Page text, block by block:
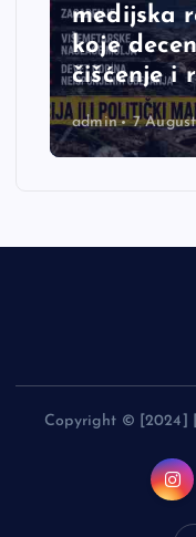
medijska
koje
čišćenje i
admin 7
Copyright © [2024]